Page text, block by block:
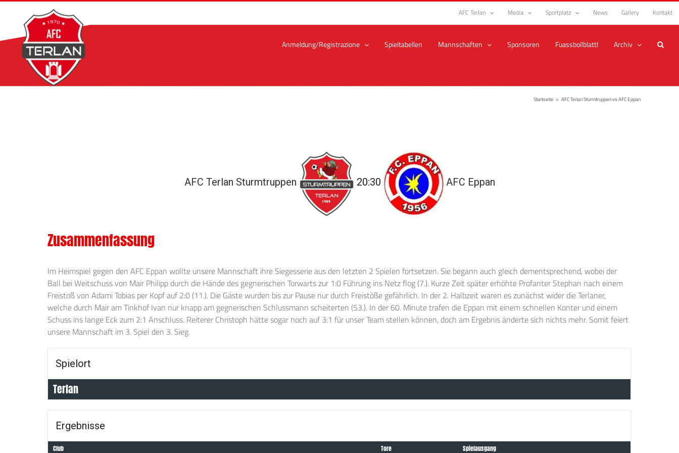
Zum
springen
AFC Terlan Media Sportplatz News Gallery Kontakt
Anmeldung/Registrazione Spieltabellen Mannschaften Sponsoren Fuassbollblattl Archiv
Startseite > AFC Terlan Sturmtruppen vs AFC Eppan
AFC Terlan Sturmtruppen 20:30 AFC Eppan
Zusammenfassung
Im Heimspiel gegen den AFC Eppan wollte unsere Mannschaft ihre Siegesserie aus den letzten 2 Spielen fortsetzen. Sie begann auch gleich dementsprechend, wobei der
Ball bei Weitschuss von Mair Philipp durch die Hände des gegnerischen Torwarts zur 1:0 Führung ins Netz flog (7.). Kurze Zeit später erhöhte Profanter Stephan nach einem
Freistoß von Adami Tobias per Kopf auf 2:0 (11.). Die Gäste wurden bis zur Pause nur durch Freistöße gefährlich. In der 2. Halbzeit waren es zunächst wider die Terlaner,
welche durch Mair am Tinkhof Ivan nur knapp am gegnerischen Schlussmann scheiterten (53.). In der 60. Minute trafen die Eppan mit einem schnellen Konter und einem
Schuss ins lange Eck zum 2:1 Anschluss. Reiterer Christoph hätte sogar noch auf 3:1 für unser Team stellen können, doch am Ergebnis änderte sich nichts mehr. Somit feiert
unsere Mannschaft im 3. Spiel den 3. Sieg.
Spielort
Terlan
Ergebnisse
Club Tore Spielausgang